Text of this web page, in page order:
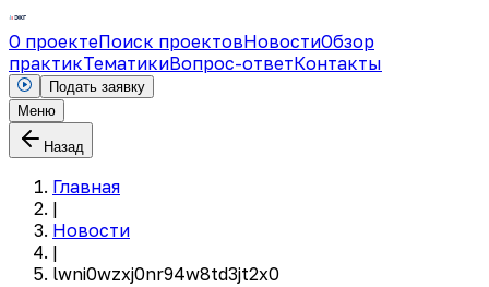
О проектеПоиск проектовНовостиОбзор
практикТематикиВопрос-ответКонтакты
Подать заявку
Меню
Назад
Главная
|
Новости
|
lwni0wzxj0nr94w8td3jt2x0